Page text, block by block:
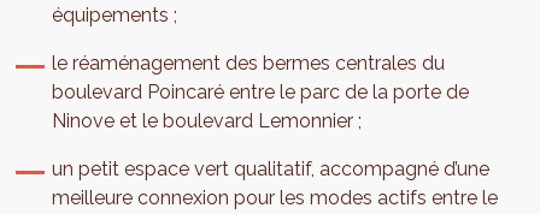
équipements ;
le réaménagement des bermes centrales du
boulevard Poincaré entre le parc de la porte de
Ninove et le boulevard Lemonnier ;
un petit espace vert qualitatif, accompagné d’une
meilleure connexion pour les modes actifs entre le